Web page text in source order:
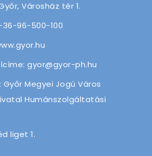
Városház tér 1.
96-500-100
gyor@gyor-ph.hu
Megyei Jogú Város
Humánszolgáltatási
liget 1.